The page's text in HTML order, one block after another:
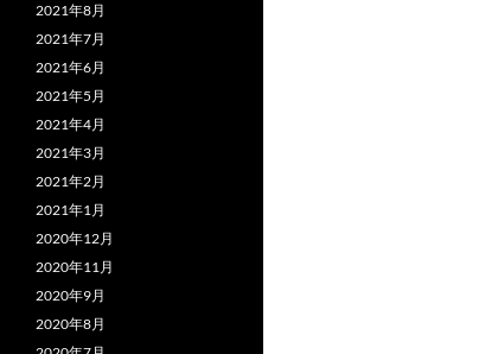
2021年8月
2021年7月
2021年6月
2021年5月
2021年4月
2021年3月
2021年2月
2021年1月
2020年12月
2020年11月
2020年9月
2020年8月